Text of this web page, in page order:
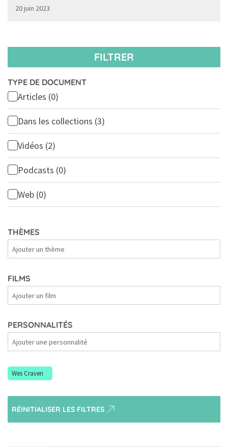
20 juin 2023
FILTRER
TYPE DE DOCUMENT
Articles (0)
Dans les collections (3)
Vidéos (2)
Podcasts (0)
Web (0)
THÈMES
FILMS
PERSONNALITÉS
Wes Craven
RÉINITIALISER LES FILTRES